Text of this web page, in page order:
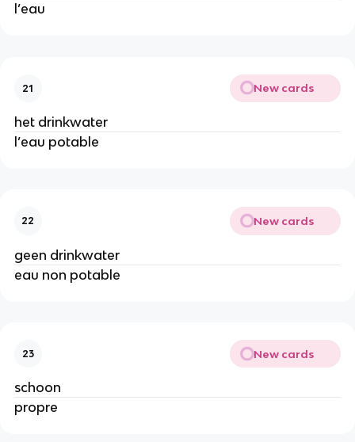
l’eau
21 New cards
het drinkwater
l’eau potable
22 New cards
geen drinkwater
eau non potable
23 New cards
schoon
propre